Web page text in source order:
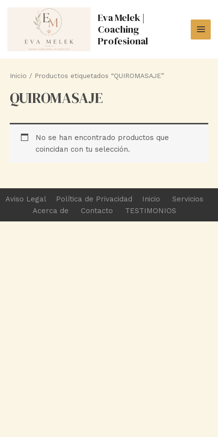
Eva Melek |
Coaching
Profesional
Inicio / Productos etiquetados “QUIROMASAJE”
QUIROMASAJE
No se han encontrado productos que
coincidan con tu selección.
Aviso Legal Política de Privacidad Inicio
Servicios
Acerca de
Contacto TESTIMONIOS